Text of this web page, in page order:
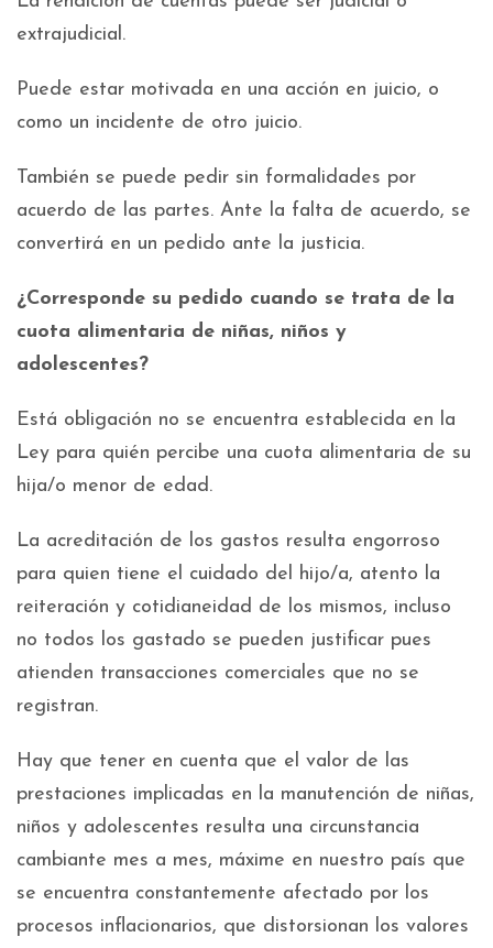
extrajudicial.
Puede estar motivada en una acción en juicio, o
como un incidente de otro juicio.
También se puede pedir sin formalidades por
acuerdo de las partes. Ante la falta de acuerdo, se
convertirá en un pedido ante la justicia.
¿Corresponde su pedido cuando se trata de la
cuota alimentaria de niñas, niños y
adolescentes?
Está obligación no se encuentra establecida en la
Ley para quién percibe una cuota alimentaria de su
hija/o menor de edad.
La acreditación de los gastos resulta engorroso
para quien tiene el cuidado del hijo/a, atento la
reiteración y cotidianeidad de los mismos, incluso
no todos los gastado se pueden justificar pues
atienden transacciones comerciales que no se
registran.
Hay que tener en cuenta que el valor de las
prestaciones implicadas en la manutención de niñas,
niños y adolescentes resulta una circunstancia
cambiante mes a mes, máxime en nuestro país que
se encuentra constantemente afectado por los
procesos inflacionarios, que distorsionan los valores